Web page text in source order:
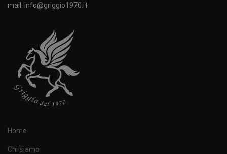
mail: info@griggio1970.it
Home
Chi siamo